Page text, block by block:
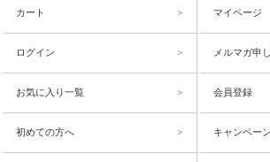
カート マイページ
ログイン メルマガ申
お気に入り一覧 会員登録
初めての方へ キャンペー